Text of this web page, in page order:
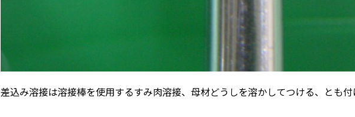
差込み溶接は溶接棒を使用するすみ肉溶接、母材どうしを溶かしてつける、とも付